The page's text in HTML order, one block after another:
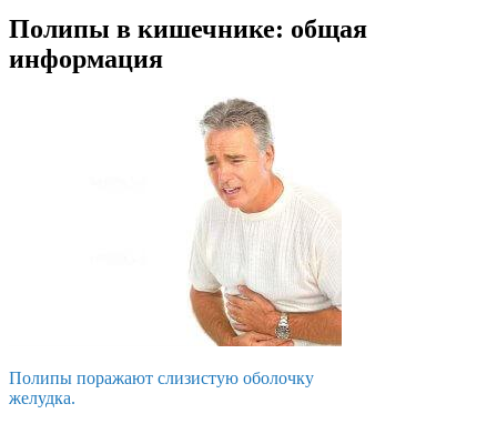
Полипы в кишечнике: общая
информация
Полипы поражают слизистую оболочку
желудка.